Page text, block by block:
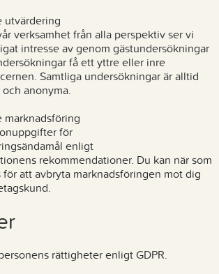
utvärdering
verksamhet från alla perspektiv ser vi
intresse av genom gästundersökningar
få ett yttre eller inre
Samtliga undersökningar är alltid
anonyma.
marknadsföring
för
enligt
rekommendationer. Du kan när som
att avbryta marknadsföringen mot dig
rättigheter enligt GDPR.